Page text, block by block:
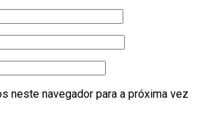
neste navegador para a próxima vez